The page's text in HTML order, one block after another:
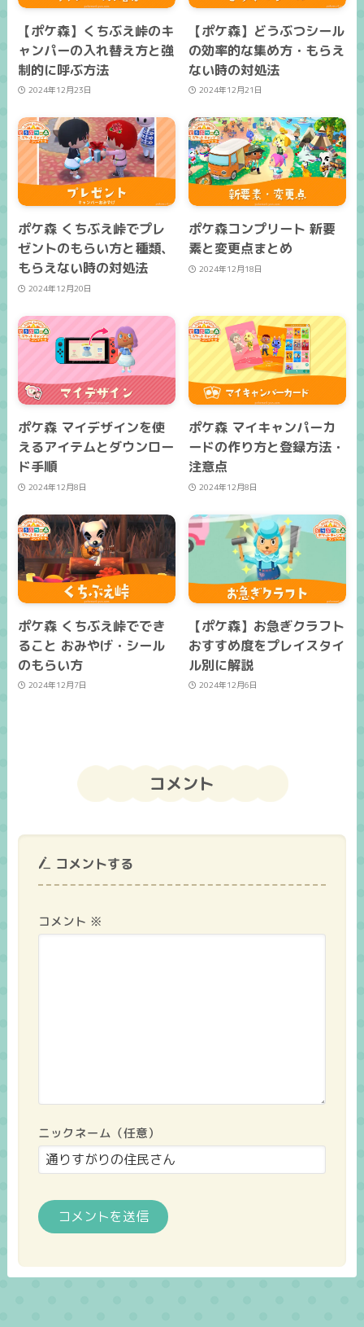
【ポケ森】くちぶえ峠のキ
ャンパーの入れ替え方と強
制的に呼ぶ方法
2024年12月23日
【ポケ森】どうぶつシール
の効率的な集め方・もらえ
ない時の対処法
2024年12月21日
ポケ森 くちぶえ峠でプレ
ゼントのもらい方と種類、
もらえない時の対処法
2024年12月20日
ポケ森コンプリート 新要
素と変更点まとめ
2024年12月18日
ポケ森 マイデザインを使
えるアイテムとダウンロー
ド手順
2024年12月8日
ポケ森 マイキャンパーカ
ードの作り方と登録方法・
注意点
2024年12月8日
ポケ森 くちぶえ峠ででき
ること おみやげ・シール
のもらい方
2024年12月7日
【ポケ森】お急ぎクラフト
おすすめ度をプレイスタイ
ル別に解説
2024年12月6日
コメント
コメントする
コメント ※
ニックネーム（任意）